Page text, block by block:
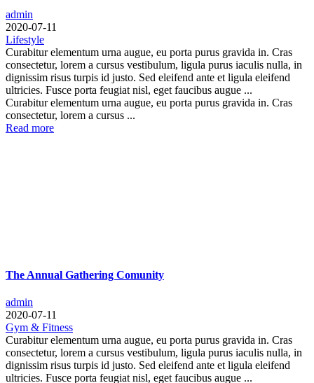
admin
2020-07-11
Lifestyle
Curabitur elementum urna augue, eu porta purus gravida in. Cras
consectetur, lorem a cursus vestibulum, ligula purus iaculis nulla, in
dignissim risus turpis id justo. Sed eleifend ante et ligula eleifend
ultricies. Fusce porta feugiat nisl, eget faucibus augue ...
Curabitur elementum urna augue, eu porta purus gravida in. Cras
consectetur, lorem a cursus ...
Read more
The Annual Gathering Comunity
admin
2020-07-11
Gym & Fitness
Curabitur elementum urna augue, eu porta purus gravida in. Cras
consectetur, lorem a cursus vestibulum, ligula purus iaculis nulla, in
dignissim risus turpis id justo. Sed eleifend ante et ligula eleifend
ultricies. Fusce porta feugiat nisl, eget faucibus augue ...